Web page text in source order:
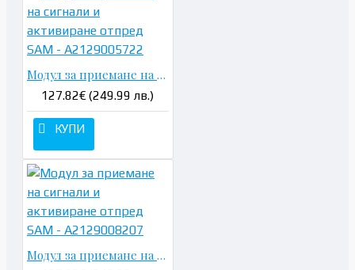
Модул за приемане на сигнали и активиране отпред SAM - A2129005722
127.82€ (249.99 лв.)
КУПИ
Модул за приемане на сигнали и активиране отпред SAM - A2129008207